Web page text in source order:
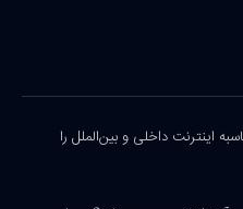
اینترنت داخلی و بین‌الملل را